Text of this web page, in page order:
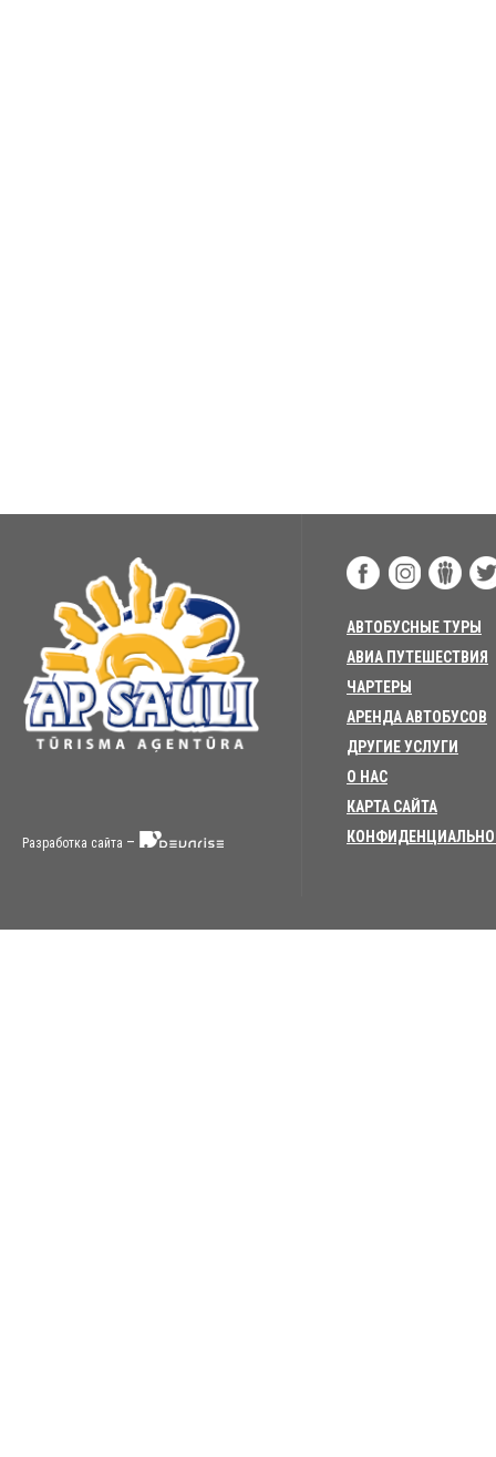
Разработка сайта –
АВТОБУСНЫЕ ТУРЫ
АВИА ПУТЕШЕСТВИЯ
ЧАРТЕРЫ
АРЕНДА АВТОБУСОВ
ДРУГИЕ УСЛУГИ
О НАС
КАРТА САЙТА